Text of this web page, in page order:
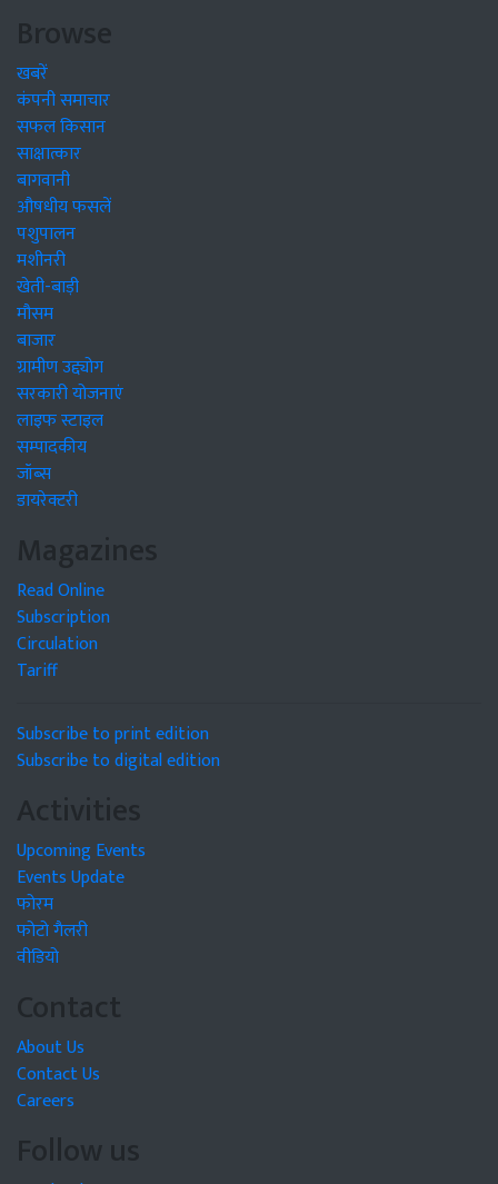
Browse
खबरें
कंपनी समाचार
सफल किसान
साक्षात्कार
बागवानी
औषधीय फसलें
पशुपालन
मशीनरी
खेती-बाड़ी
मौसम
बाजार
ग्रामीण उद्द्योग
सरकारी योजनाएं
लाइफ स्टाइल
सम्पादकीय
जॉब्स
डायरेक्टरी
Magazines
Read Online
Subscription
Circulation
Tariff
Subscribe to print edition
Subscribe to digital edition
Activities
Upcoming Events
Events Update
फोरम
फोटो गैलरी
वीडियो
Contact
About Us
Contact Us
Careers
Follow us